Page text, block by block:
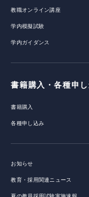
教職オンライン講座
学内模擬試験
学内ガイダンス
書籍購入・各種申
書籍購入
各種申し込み
お知らせ
教育・採用関連ニュース